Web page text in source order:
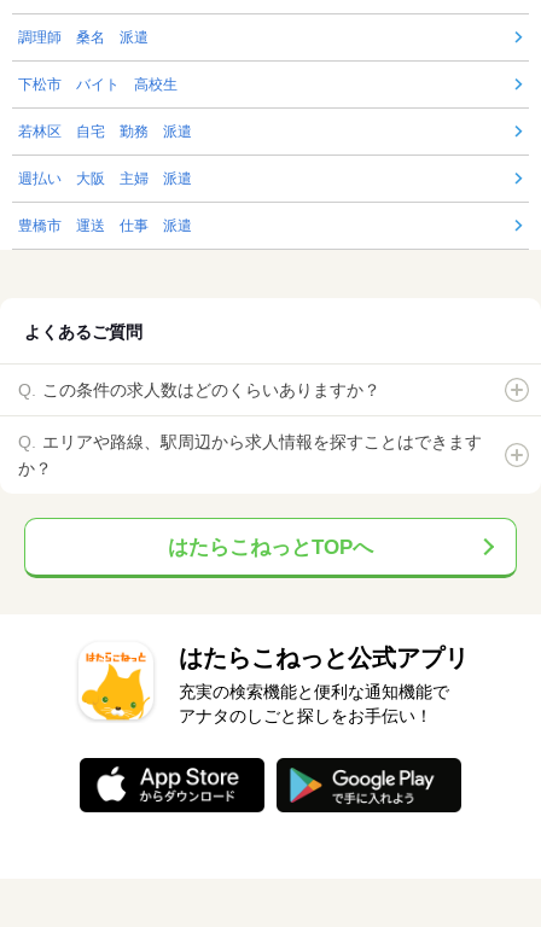
調理師 桑名 派遣
下松市 バイト 高校生
若林区 自宅 勤務 派遣
週払い 大阪 主婦 派遣
豊橋市 運送 仕事 派遣
よくあるご質問
この条件の求人数はどのくらいありますか？
エリアや路線、駅周辺から求人情報を探すことはできます
か？
はたらこねっとTOPへ
はたらこねっと公式アプリ
充実の検索機能と便利な通知機能で
アナタのしごと探しをお手伝い！